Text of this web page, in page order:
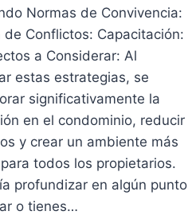
Normas de Convivencia:
de Conflictos: Capacitación:
a Considerar: Al
estas estrategias, se
significativamente la
en el condominio, reducir
y crear un ambiente más
todos los propietarios.
profundizar en algún punto
o tienes…